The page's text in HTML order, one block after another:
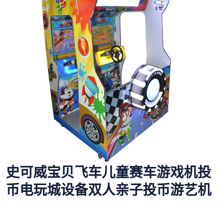
史可威宝贝飞车儿童赛车游戏机投
币电玩城设备双人亲子投币游艺机